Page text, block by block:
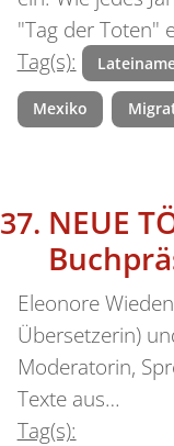
"Tag der Toten"
Tag(s):
Mexiko
NEUE
Eleonore
Übersetzerin)
Moderatorin,
Texte aus…
Tag(s):